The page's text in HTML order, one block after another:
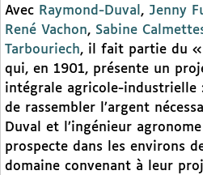
Avec Raymond-Duval , Jenny
René Vachon, Sabine
Tarbouriech, il fait partie du «
qui, en 1901, présente un
intégrale agricole-industrielle
de rassembler l’argent
Duval et l’ingénieur agronome
prospecte dans les environs
domaine convenant à leur